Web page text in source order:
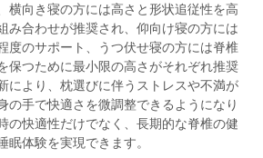
横向き寝の方には高さと形状追従性を高
み合わせが推奨され、仰向け寝の方には
度のサポート、うつ伏せ寝の方には脊椎
保つために最小限の高さがそれぞれ推奨
により、枕選びに伴うストレスや不満が
の手で快適さを微調整できるようになり
の快適性だけでなく、長期的な脊椎の健
体験を実現できます。